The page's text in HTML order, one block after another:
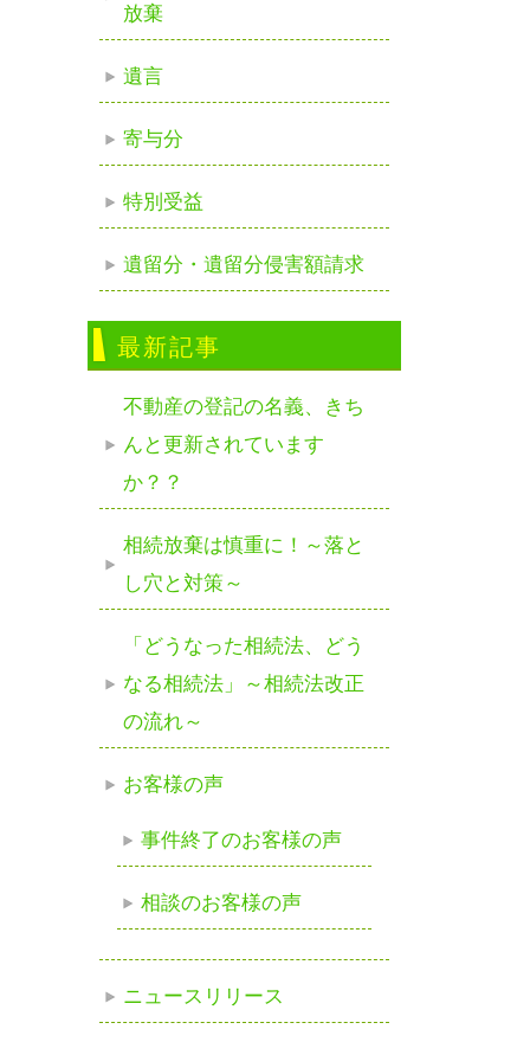
放棄
遺言
寄与分
特別受益
遺留分・遺留分侵害額請求
最新記事
不動産の登記の名義、きち
んと更新されています
か？？
相続放棄は慎重に！～落と
し穴と対策～
「どうなった相続法、どう
なる相続法」～相続法改正
の流れ～
お客様の声
事件終了のお客様の声
相談のお客様の声
ニュースリリース